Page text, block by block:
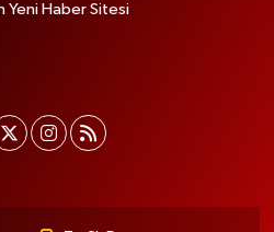
Yeni Haber Sitesi